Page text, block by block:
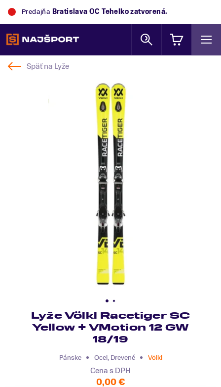
Predajňa Bratislava OC Tehelkozatvorená.
Späť na Lyže
Lyže Völkl Racetiger SC
Yellow + VMotion 12 GW
18/19
Pánske Ocel, Drevené Völkl
Cena s DPH
0,00 €